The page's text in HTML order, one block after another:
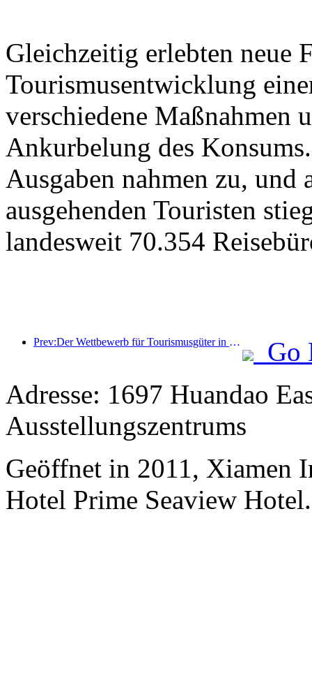
Gleichzeitig erlebten neue
Tourismusentwicklung
verschiedene Maßnahmen
Ankurbelung des
Ausgaben nahmen zu,
ausgehenden Touristen
landesweit 70.354
Prev:Der Wettbewerb für Tourismusgüter in China wurde erfolgreich in Xiangtan, Hunan, abgehalten.
Go
Adresse: 1697 Huandao
Ausstellungszentrums
Geöffnet in 2011, Xiamen
Hotel Prime Seaview Hotel.